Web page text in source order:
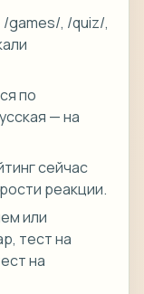
games/, /quiz/,
по
— на
сейчас
реакции.
или
тест на
на